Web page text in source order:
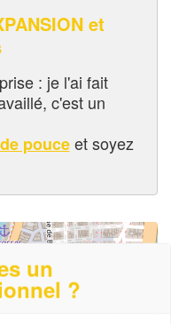
et
: je l'ai fait
c'est un
pouceet soyez
un
?